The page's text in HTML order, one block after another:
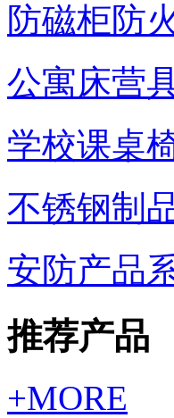
防磁柜防
公寓床营
学校课桌
不锈钢制
安防产品
推荐产品
+MORE